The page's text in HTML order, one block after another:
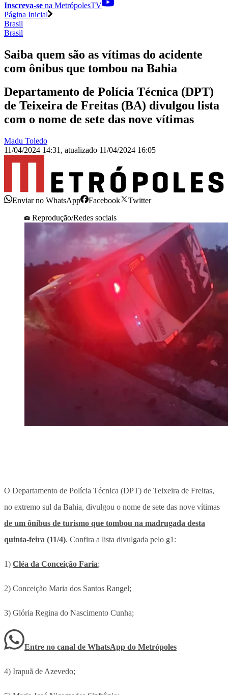
Inscreva-se na MetrópolesTV
Página Inicial
Brasil
Brasil
Saiba quem são as vítimas do acidente
com ônibus que tombou na Bahia
Departamento de Polícia Técnica (DPT)
de Teixeira de Freitas (BA) divulgou lista
com o nome de sete das nove vítimas
Madu Toledo
11/04/2024 14:31 , atualizado 11/04/2024 16:05
Enviar no WhatsApp Facebook
Twitter
Reprodução/Redes sociais
O Departamento de Polícia Técnica (DPT) de Teixeira de Freitas,
no extremo sul da Bahia, divulgou o nome de sete das nove vítimas
de um ônibus de turismo que tombou na madrugada desta
quinta-feira (11/4). Confira a lista divulgada pelo g1:
1) Cléa da Conceição Faria;
2) Conceição Maria dos Santos Rangel;
3) Glória Regina do Nascimento Cunha;
Entre no canal de WhatsApp do Metrópoles
4) Irapuã de Azevedo;